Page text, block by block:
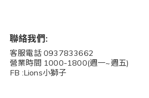
聯絡我們:
客服電話 0937833662
營業時間 1000-1800(週一~週五)
FB :Lions小獅子